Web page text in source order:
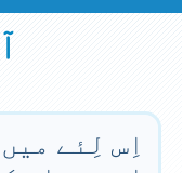
اِس لِئے